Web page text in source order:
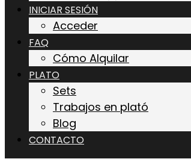
INICIAR SESIÓN
Acceder
FAQ
Cómo Alquilar
PLATO
Sets
Trabajos en plató
Blog
CONTACTO